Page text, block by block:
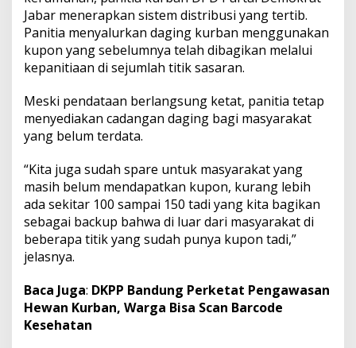
Jabar menerapkan sistem distribusi yang tertib.
Panitia menyalurkan daging kurban menggunakan
kupon yang sebelumnya telah dibagikan melalui
kepanitiaan di sejumlah titik sasaran.
Meski pendataan berlangsung ketat, panitia tetap
menyediakan cadangan daging bagi masyarakat
yang belum terdata.
“Kita juga sudah spare untuk masyarakat yang
masih belum mendapatkan kupon, kurang lebih
ada sekitar 100 sampai 150 tadi yang kita bagikan
sebagai backup bahwa di luar dari masyarakat di
beberapa titik yang sudah punya kupon tadi,”
jelasnya.
Baca Juga: DKPP Bandung Perketat Pengawasan
Hewan Kurban, Warga Bisa Scan Barcode
Kesehatan